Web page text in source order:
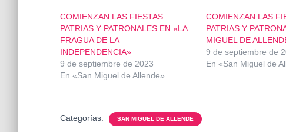
COMIENZAN LAS FIESTAS
PATRIAS Y PATRONALES EN «LA
FRAGUA DE LA
INDEPENDENCIA»
9 de septiembre de 2023
En «San Miguel de Allende»
COMIENZAN LAS
PATRIAS Y
MIGUEL DE
9 de septiembre de
En «San Miguel de
Categorías: SAN MIGUEL DE ALLENDE